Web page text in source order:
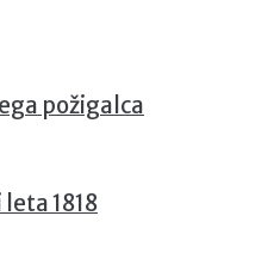
požigalca
1818